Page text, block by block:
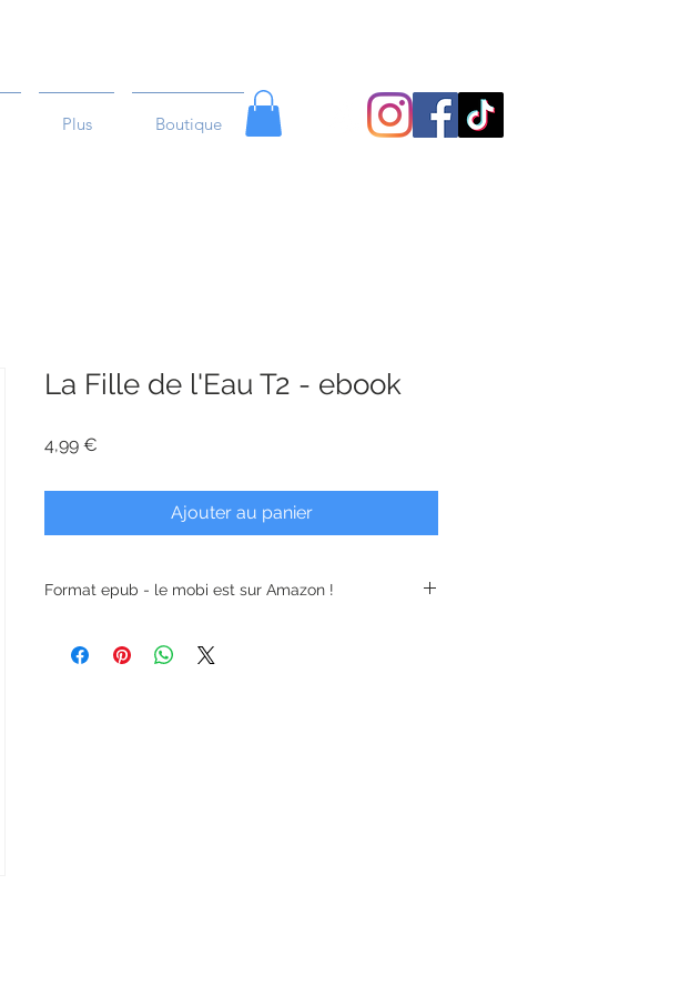
Plus Boutique
La Fille de l'Eau T2 - ebook
4,99 €
Ajouter au panier
Format epub - le mobi est sur Amazon !